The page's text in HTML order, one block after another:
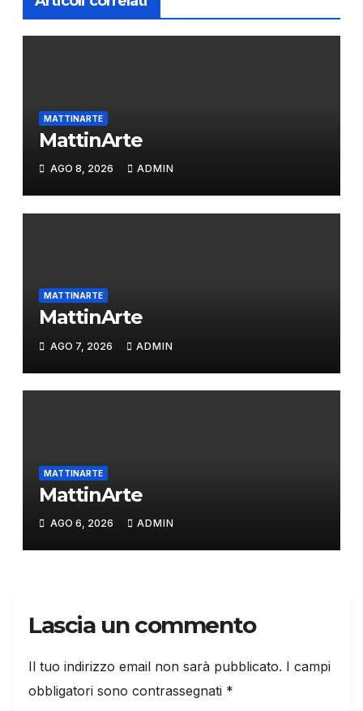
MATTINARTE
MattinArte
AGO 8, 2026 ADMIN
MATTINARTE
MattinArte
AGO 7, 2026 ADMIN
MATTINARTE
MattinArte
AGO 6, 2026 ADMIN
Lascia un commento
Il tuo indirizzo email non sarà pubblicato. I campi
obbligatori sono contrassegnati *